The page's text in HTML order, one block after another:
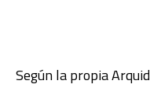
Según la propia